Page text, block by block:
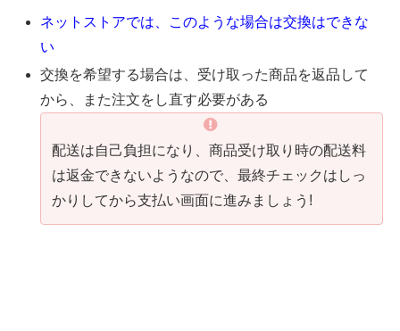
ネットストアでは、このような場合は交換はできな
い
交換を希望する場合は、受け取った商品を返品して
から、また注文をし直す必要がある
配送は自己負担になり、商品受け取り時の配送料
は返金できないようなので、最終チェックはしっ
かりしてから支払い画面に進みましょう!